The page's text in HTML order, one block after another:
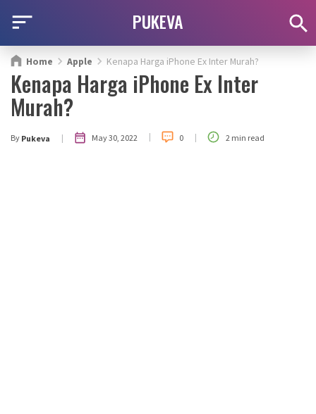
PUKEVA
Home Apple Kenapa Harga iPhone Ex Inter Murah?
Kenapa Harga iPhone Ex Inter
Murah?
By Pukeva | May 30, 2022 | 0 | 2 min read